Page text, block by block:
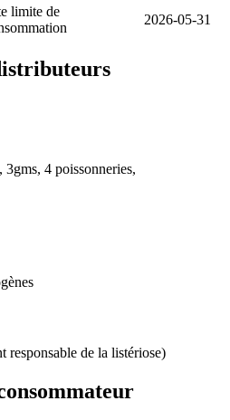
limite de
2026-05-31
4 poissonneries,
responsable de la listériose)